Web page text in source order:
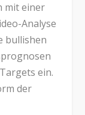
mit einer
Analyse
bullishen
ein.
der